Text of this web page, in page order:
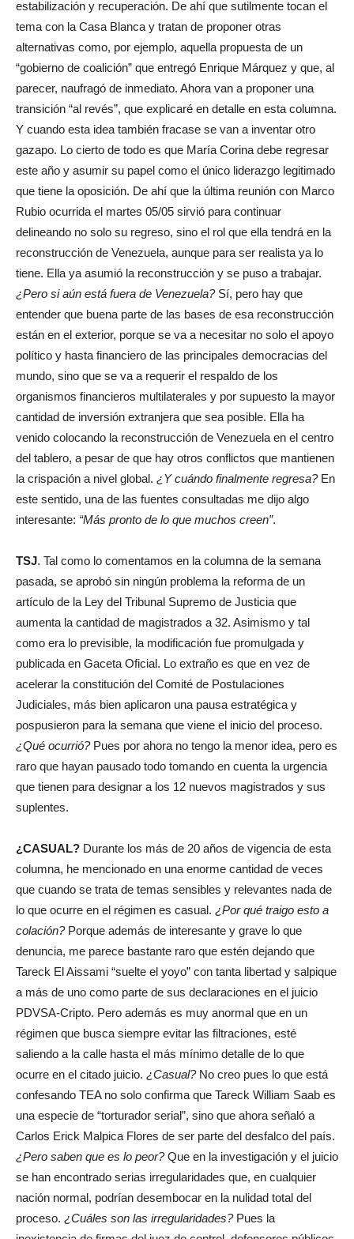
estabilización y recuperación. De ahí que sutilmente tocan el
tema con la Casa Blanca y tratan de proponer otras
alternativas como, por ejemplo, aquella propuesta de un
“gobierno de coalición” que entregó Enrique Márquez y que, al
parecer, naufragó de inmediato. Ahora van a proponer una
transición “al revés”, que explicaré en detalle en esta columna.
Y cuando esta idea también fracase se van a inventar otro
gazapo. Lo cierto de todo es que María Corina debe regresar
este año y asumir su papel como el único liderazgo legitimado
que tiene la oposición. De ahí que la última reunión con Marco
Rubio ocurrida el martes 05/05 sirvió para continuar
delineando no solo su regreso, sino el rol que ella tendrá en la
reconstrucción de Venezuela, aunque para ser realista ya lo
tiene. Ella ya asumió la reconstrucción y se puso a trabajar.
¿Pero si aún está fuera de Venezuela?Sí, pero hay que
entender que buena parte de las bases de esa reconstrucción
están en el exterior, porque se va a necesitar no solo el apoyo
político y hasta financiero de las principales democracias del
mundo, sino que se va a requerir el respaldo de los
organismos financieros multilaterales y por supuesto la mayor
cantidad de inversión extranjera que sea posible. Ella ha
venido colocando la reconstrucción de Venezuela en el centro
del tablero, a pesar de que hay otros conflictos que mantienen
la crispación a nivel global. ¿Y cuándo finalmente regresa?En
este sentido, una de las fuentes consultadas me dijo algo
interesante: “Más pronto de lo que muchos creen”.
TSJ. Tal como lo comentamos en la columna de la semana
pasada, se aprobó sin ningún problema la reforma de un
artículo de la Ley del Tribunal Supremo de Justicia que
aumenta la cantidad de magistrados a 32. Asimismo y tal
como era lo previsible, la modificación fue promulgada y
publicada en Gaceta Oficial. Lo extraño es que en vez de
acelerar la constitución del Comité de Postulaciones
Judiciales, más bien aplicaron una pausa estratégica y
pospusieron para la semana que viene el inicio del proceso.
¿Qué ocurrió?Pues por ahora no tengo la menor idea, pero es
raro que hayan pausado todo tomando en cuenta la urgencia
que tienen para designar a los 12 nuevos magistrados y sus
suplentes.
¿CASUAL? Durante los más de 20 años de vigencia de esta
columna, he mencionado en una enorme cantidad de veces
que cuando se trata de temas sensibles y relevantes nada de
lo que ocurre en el régimen es casual. ¿Por qué traigo esto a
colación?Porque además de interesante y grave lo que
denuncia, me parece bastante raro que estén dejando que
Tareck El Aissami “suelte el yoyo” con tanta libertad y salpique
a más de uno como parte de sus declaraciones en el juicio
PDVSA-Cripto. Pero además es muy anormal que en un
régimen que busca siempre evitar las filtraciones, esté
saliendo a la calle hasta el más mínimo detalle de lo que
ocurre en el citado juicio. ¿Casual?No creo pues lo que está
confesando TEA no solo confirma que Tareck William Saab es
una especie de “torturador serial”, sino que ahora señaló a
Carlos Erick Malpica Flores de ser parte del desfalco del país.
¿Pero saben que es lo peor?Que en la investigación y el juicio
se han encontrado serias irregularidades que, en cualquier
nación normal, podrían desembocar en la nulidad total del
proceso. ¿Cuáles son las irregularidades?Pues la